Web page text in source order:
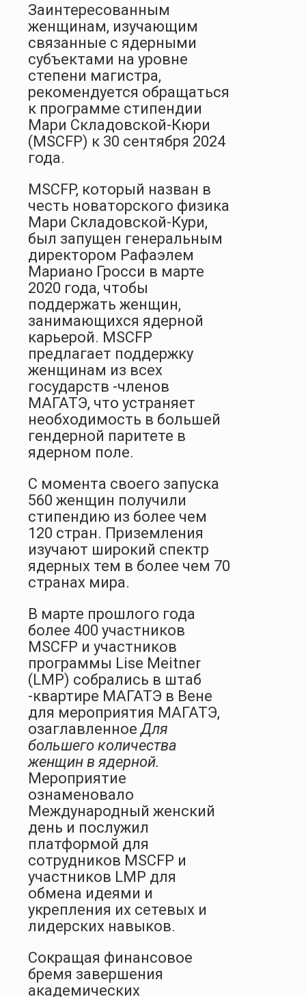
Заинтересованным
женщинам, изучающим
связанные с ядерными
субъектами на уровне
степени магистра,
рекомендуется обращаться
к программе стипендии
Мари Складовской-Кюри
(MSCFP) к 30 сентября 2024
года.
MSCFP, который назван в
честь новаторского физика
Мари Складовской-Кури,
был запущен генеральным
директором Рафаэлем
Мариано Гросси в марте
2020 года, чтобы
поддержать женщин,
занимающихся ядерной
карьерой. MSCFP
предлагает поддержку
женщинам из всех
государств -членов
МАГАТЭ, что устраняет
необходимость в большей
гендерной паритете в
ядерном поле.
С момента своего запуска
560 женщин получили
стипендию из более чем
120 стран. Приземления
изучают широкий спектр
ядерных тем в более чем 70
странах мира.
В марте прошлого года
более 400 участников
MSCFP и участников
программы Lise Meitner
(LMP) собрались в штаб
-квартире МАГАТЭ в Вене
для мероприятия МАГАТЭ,
озаглавленное Для
большего количества
женщин в ядерной.
Мероприятие
ознаменовало
Международный женский
день и послужил
платформой для
сотрудников MSCFP и
участников LMP для
обмена идеями и
укрепления их сетевых и
лидерских навыков.
Сокращая финансовое
бремя завершения
академических